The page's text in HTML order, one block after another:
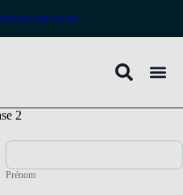
anticipée
2
Prénom
Prénom